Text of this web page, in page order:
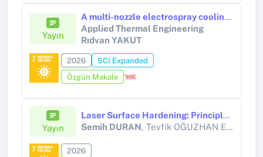
Yayın
A multi-nozzle electrospray cooling device for high-power LEDs
Applied Thermal Engineering
Rıdvan YAKUT
2026
SCI Expanded
Özgün Makale
Yayın
Laser Surface Hardening: Principles, Developments, and Industrial Applications
Semih DURAN, Tevfik OĞUZHAN ERGÜDER
2026